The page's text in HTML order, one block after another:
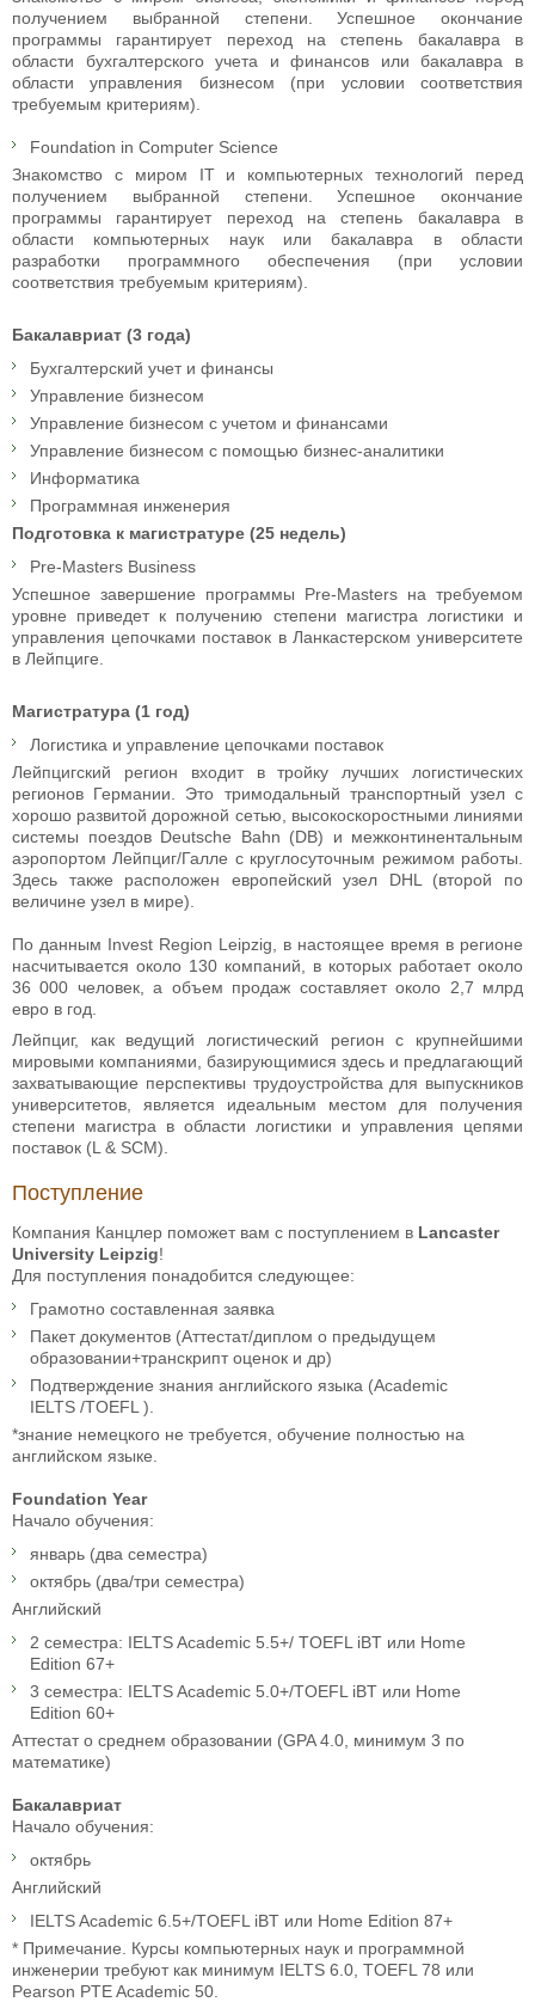
получением выбранной степени. Успешное окончание
программы гарантирует переход на степень бакалавра в
области бухгалтерского учета и финансов или бакалавра в
области управления бизнесом (при условии соответствия
требуемым критериям).
Foundation in Computer Science
Знакомство с миром IT и компьютерных технологий перед
получением выбранной степени. Успешное окончание
программы гарантирует переход на степень бакалавра в
области компьютерных наук или бакалавра в области
разработки программного обеспечения (при условии
соответствия требуемым критериям).
Бакалавриат (3 года)
Бухгалтерский учет и финансы
Управление бизнесом
Управление бизнесом с учетом и финансами
Управление бизнесом с помощью бизнес-аналитики
Информатика
Программная инженерия
Подготовка к магистратуре (25 недель)
Pre-Masters Business
Успешное завершение программы Pre-Masters на требуемом
уровне приведет к получению степени магистра логистики и
управления цепочками поставок в Ланкастерском университете
в Лейпциге.
Магистратура (1 год)
Логистика и управление цепочками поставок
Лейпцигский регион входит в тройку лучших логистических
регионов Германии. Это тримодальный транспортный узел с
хорошо развитой дорожной сетью, высокоскоростными линиями
системы поездов Deutsche Bahn (DB) и межконтинентальным
аэропортом Лейпциг/Галле с круглосуточным режимом работы.
Здесь также расположен европейский узел DHL (второй по
величине узел в мире).
По данным Invest Region Leipzig, в настоящее время в регионе
насчитывается около 130 компаний, в которых работает около
36 000 человек, а объем продаж составляет около 2,7 млрд
евро в год.
Лейпциг, как ведущий логистический регион с крупнейшими
мировыми компаниями, базирующимися здесь и предлагающий
захватывающие перспективы трудоустройства для выпускников
университетов, является идеальным местом для получения
степени магистра в области логистики и управления цепями
поставок (L & SCM).
Поступление
Компания Канцлер поможет вам с поступлением в Lancaster
University Leipzig!
Для поступления понадобится следующее:
Грамотно составленная заявка
Пакет документов (Аттестат/диплом о предыдущем
образовании+транскрипт оценок и др)
Подтверждение знания английского языка (Academic
IELTS /TOEFL ).
*знание немецкого не требуется, обучение полностью на
английском языке.
Foundation Year
Начало обучения:
январь (два семестра)
октябрь (два/три семестра)
Английский
2 семестра: IELTS Academic 5.5+/ TOEFL iBT или Home
Edition 67+
3 семестра: IELTS Academic 5.0+/TOEFL iBT или Home
Edition 60+
Аттестат о среднем образовании (GPA 4.0, минимум 3 по
математике)
Бакалавриат
Начало обучения:
октябрь
Английский
IELTS Academic 6.5+/TOEFL iBT или Home Edition 87+
* Примечание. Курсы компьютерных наук и программной
инженерии требуют как минимум IELTS 6.0, TOEFL 78 или
Pearson PTE Academic 50.